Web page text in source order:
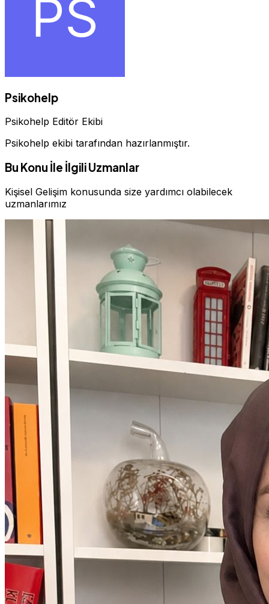
Psikohelp
Psikohelp Editör Ekibi
Psikohelp ekibi tarafından hazırlanmıştır.
Bu Konu İle İlgili Uzmanlar
Kişisel Gelişim konusunda size yardımcı olabilecek
uzmanlarımız